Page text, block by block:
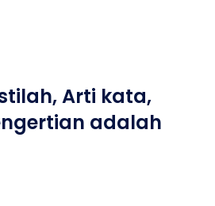
Arti kata,
adalah